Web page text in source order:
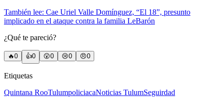
También lee: Cae Uriel Valle Domínguez, “El 18”, presunto
implicado en el ataque contra la familia LeBarón
¿Qué te pareció?
🔥0 👍0 😲0 😢0 😠0
Etiquetas
Quintana RooTulumpoliciacaNoticias TulumSeguirdad